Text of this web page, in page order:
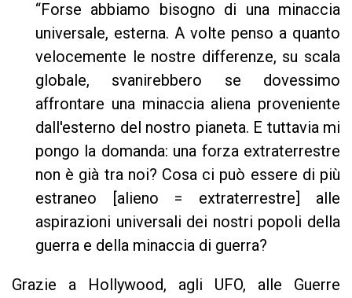
“Forse abbiamo bisogno di una minaccia
universale, esterna. A volte penso a quanto
velocemente le nostre differenze, su scala
globale, svanirebbero se dovessimo
affrontare una minaccia aliena proveniente
dall'esterno del nostro pianeta. E tuttavia mi
pongo la domanda: una forza extraterrestre
non è già tra noi? Cosa ci può essere di più
estraneo [alieno = extraterrestre] alle
aspirazioni universali dei nostri popoli della
guerra e della minaccia di guerra?
Grazie a Hollywood, agli UFO, alle Guerre